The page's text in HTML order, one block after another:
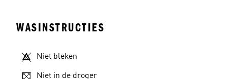
WASINSTRUCTIES
Niet bleken
Niet in de droger